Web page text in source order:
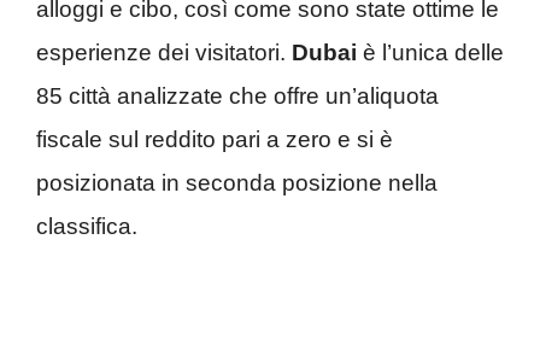
alloggi e cibo, così come sono state ottime le
esperienze dei visitatori. Dubai è l’unica delle
85 città analizzate che offre un’aliquota
fiscale sul reddito pari a zero e si è
posizionata in seconda posizione nella
classifica.